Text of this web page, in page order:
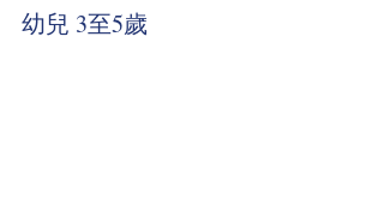
幼兒 3至5歲